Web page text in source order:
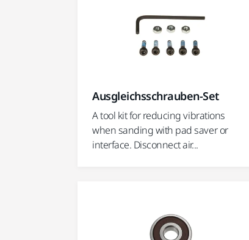
Ausgleichsschrauben-Set
A tool kit for reducing vibrations
when sanding with pad saver or
interface. Disconnect air...